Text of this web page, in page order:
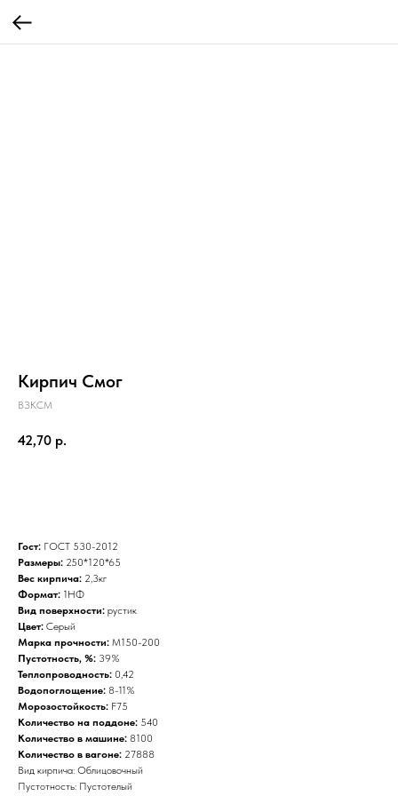
Кирпич Смог
ВЗКСМ
42,70 р.
Гост: ГОСТ 530-2012
Размеры: 250*120*65
Вес кирпича: 2,3кг
Формат: 1НФ
Вид поверхности: рустик
Цвет: Серый
Марка прочности: М150-200
Пустотность, %: 39%
Теплопроводность: 0,42
Водопоглощение: 8-11%
Морозостойкость: F75
Количество на поддоне: 540
Количество в машине: 8100
Количество в вагоне: 27888
Вид кирпича: Облицовочный
Пустотность: Пустотелый